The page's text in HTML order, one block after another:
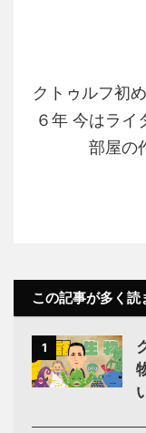
クトゥルフ初
６年 今はライ
部屋の
この記事が多く読
1